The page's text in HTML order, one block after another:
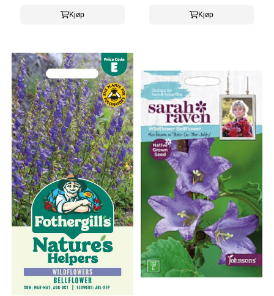
Kjøp Kjøp